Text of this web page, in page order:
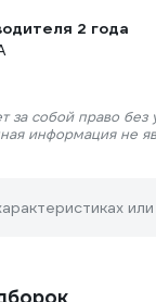
2 года
за собой право
информация не